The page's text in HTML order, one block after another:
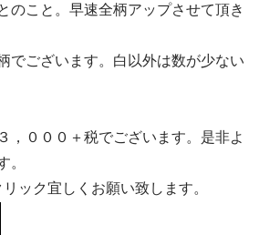
のこと。早速全柄アップさせて頂き
でございます。白以外は数が少ない
，０００＋税でございます。是非よ
。
ック宜しくお願い致します。